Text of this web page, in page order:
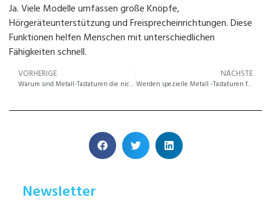
Ja. Viele Modelle umfassen große Knöpfe,
Hörgeräteunterstützung und Freisprecheinrichtungen. Diese
Funktionen helfen Menschen mit unterschiedlichen
Fähigkeiten schnell.
VORHERIGE
Warum sind Metall-Tastaturen die nicht verhandelbare Wahl für harte Umgebungen für die ATM & Tankpumpe?
NÄCHSTE
Werden spezielle Metall -Tastaturen für die Intercom -Systeme für Türeintritt benötigt?
Newsletter